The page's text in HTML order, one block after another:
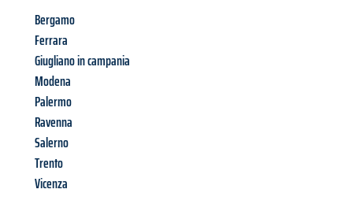
Bergamo
Ferrara
Giugliano in campania
Modena
Palermo
Ravenna
Salerno
Trento
Vicenza